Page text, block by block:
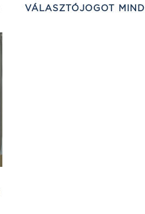
VÁLASZTÓJOGOT